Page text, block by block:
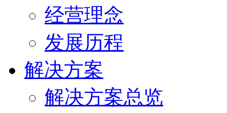
经营理念
发展历程
解决方案
解决方案总览